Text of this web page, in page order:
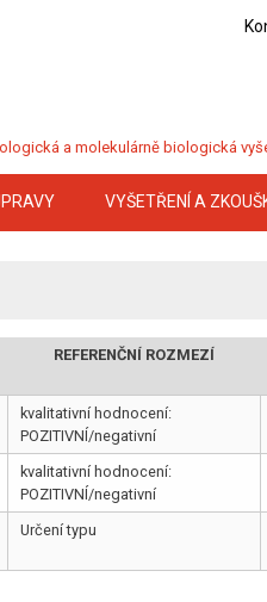
a molekulárně biologická
VYŠETŘENÍ A
REFERENČNÍ ROZMEZÍ
kvalitativní hodnocení:
POZITIVNÍ/negativní
kvalitativní hodnocení:
POZITIVNÍ/negativní
Určení typu